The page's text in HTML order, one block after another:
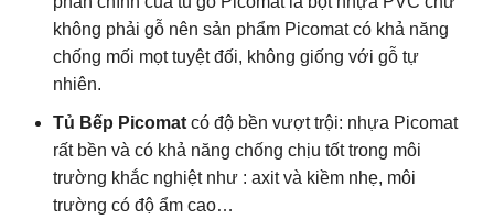
không phải gỗ nên sản phẩm Picomat có khả năng
chống mối mọt tuyệt đối, không giống với gỗ tự
nhiên.
Tủ Bếp Picomatcó độ bền vượt trội: nhựa Picomat
rất bền và có khả năng chống chịu tốt trong môi
trường khắc nghiệt như : axit và kiềm nhẹ, môi
trường có độ ẩm cao…